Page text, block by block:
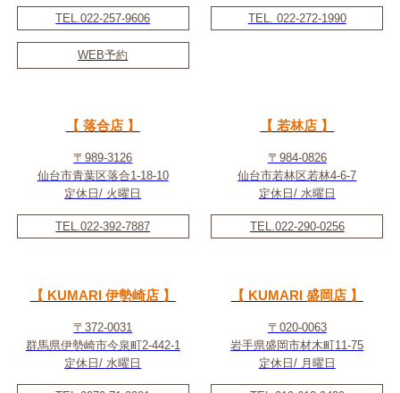
TEL.022-257-9606
WEB予約
TEL. 022-272-1990
【 落合店 】
〒989-3126
仙台市青葉区落合1-18-10
定休日/ 火曜日
TEL.022-392-7887
【 若林店 】
〒984-0826
仙台市若林区若林4-6-7
定休日/ 水曜日
TEL.022-290-0256
【 KUMARI 伊勢崎店 】
〒372-0031
群馬県伊勢崎市今泉町2-442-1
定休日/ 水曜日
【 KUMARI 盛岡店 】
〒020-0063
岩手県盛岡市材木町11-75
定休日/ 月曜日